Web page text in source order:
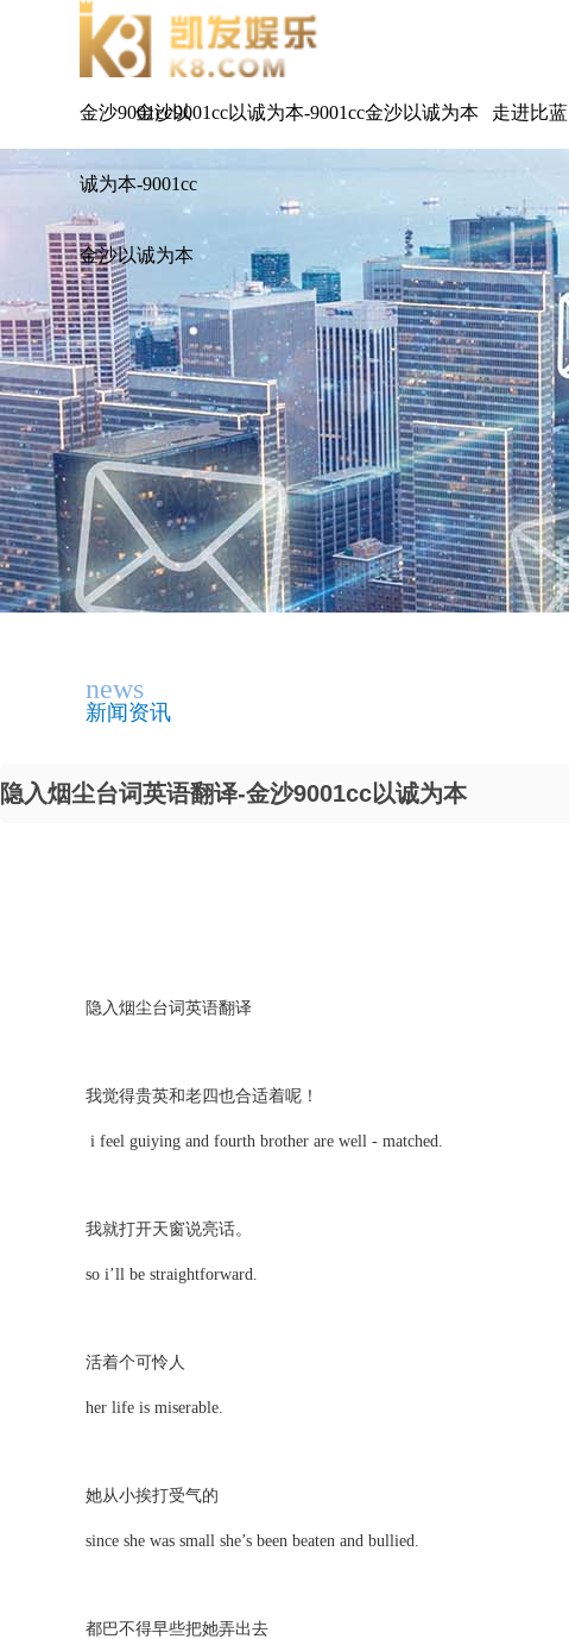
金沙9001cc以
诚为本-9001cc
金沙以诚为本
金沙9001cc以诚为本-9001cc金沙以诚为本 走进比蓝
news
新闻资讯
隐入烟尘台词英语翻译-金沙9001cc以诚为本
隐入烟尘台词英语翻译
我觉得贵英和老四也合适着呢！
i feel guiying and fourth brother are well - matched.
我就打开天窗说亮话。
so i’ll be straightforward.
活着个可怜人
her life is miserable.
她从小挨打受气的
since she was small she’s been beaten and bullied.
都巴不得早些把她弄出去